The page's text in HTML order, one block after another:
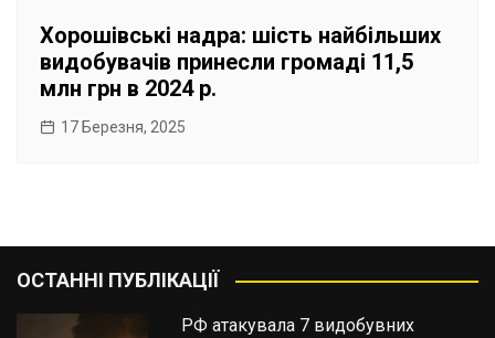
Хорошівські надра: шість найбільших
видобувачів принесли громаді 11,5
млн грн в 2024 р.
17 Березня, 2025
ОСТАННІ ПУБЛІКАЦІЇ
РФ атакувала 7 видобувних